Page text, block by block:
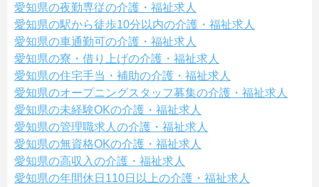
愛知県の夜勤専従の介護・福祉求人
愛知県の駅から徒歩10分以内の介護・福祉求人
愛知県の車通勤可の介護・福祉求人
愛知県の寮・借り上げの介護・福祉求人
愛知県の住宅手当・補助の介護・福祉求人
愛知県のオープニングスタッフ募集の介護・福祉求人
愛知県の未経験OKの介護・福祉求人
愛知県の管理職求人の介護・福祉求人
愛知県の無資格OKの介護・福祉求人
愛知県の高収入の介護・福祉求人
愛知県の年間休日110日以上の介護・福祉求人